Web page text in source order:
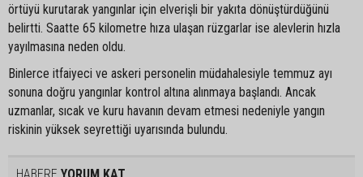
örtüyü kurutarak yangınlar için elverişli bir yakıta dönüştürdüğünü
belirtti. Saatte 65 kilometre hıza ulaşan rüzgarlar ise alevlerin hızla
yayılmasına neden oldu.
Binlerce itfaiyeci ve askeri personelin müdahalesiyle temmuz ayı
sonuna doğru yangınlar kontrol altına alınmaya başlandı. Ancak
uzmanlar, sıcak ve kuru havanın devam etmesi nedeniyle yangın
riskinin yüksek seyrettiği uyarısında bulundu.